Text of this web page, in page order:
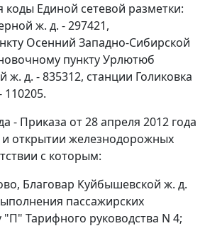
коды Единой сетевой разметки:
ж. д. - 297421,
Осенний Западно-Сибирской
пункту Урлютюб
ж. д. - 835312, станции Голиковка
110205.
- Приказа от 28 апреля 2012 года
открытии железнодорожных
с которым:
Благовар Куйбышевской ж. д.
пассажирских
Тарифного руководства N 4;